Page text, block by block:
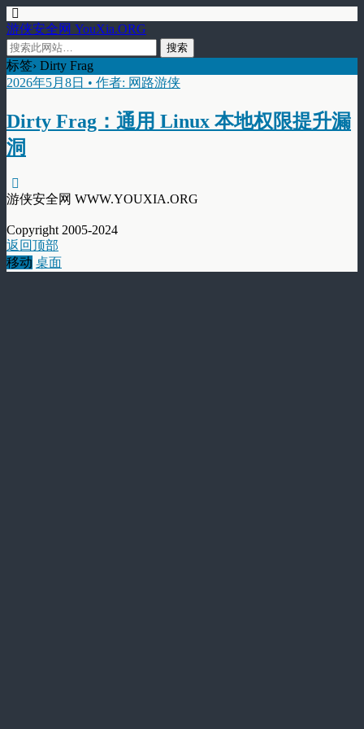
游侠安全网 YouXia.ORG
标签› Dirty Frag
2026年5月8日 • 作者: 网路游侠
Dirty Frag：通用 Linux 本地权限提升漏
洞
游侠安全网 WWW.YOUXIA.ORG
Copyright 2005-2024
返回顶部
移动 桌面